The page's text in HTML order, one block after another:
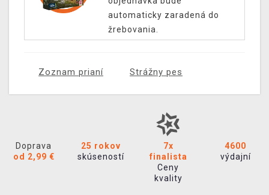
automaticky zaradená do
žrebovania.
Zoznam prianí Strážny pes
Doprava
od 2,99 €
25 rokov
skúseností
7x
finalista
Ceny
kvality
4600
výdajní